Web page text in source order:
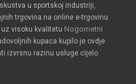
u sportskoj industriji,
trgovina na online e-trgovinu.
visoku kvalitetu Nogometni
kupaca kupilo je ovdje
izvrsnu razinu usluge cijelo